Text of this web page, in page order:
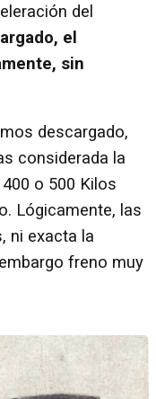
del
el
sin
descargado,
considerada la
o 500 Kilos
Lógicamente, las
ni exacta la
freno muy